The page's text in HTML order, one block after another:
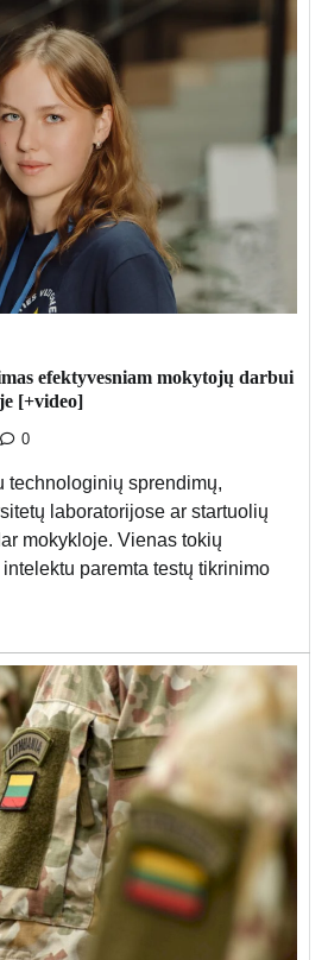
efektyvesniam mokytojų darbui
[+video]
0
technologinių sprendimų,
laboratorijose ar startuolių
mokykloje. Vienas tokių
paremta testų tikrinimo